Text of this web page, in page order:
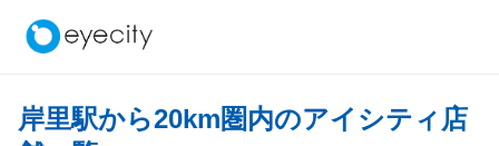
岸里駅から20km圏内のアイシティ店